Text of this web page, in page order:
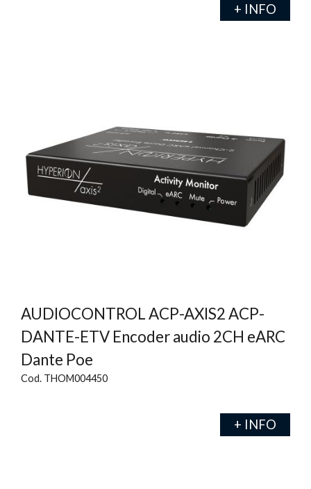
+ INFO
AUDIOCONTROL ACP-AXIS2 ACP-
DANTE-ETV Encoder audio 2CH eARC
Dante Poe
Cod. THOM004450
+ INFO